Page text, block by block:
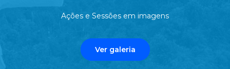
Ações e Sessões em imagens
Ver galeria